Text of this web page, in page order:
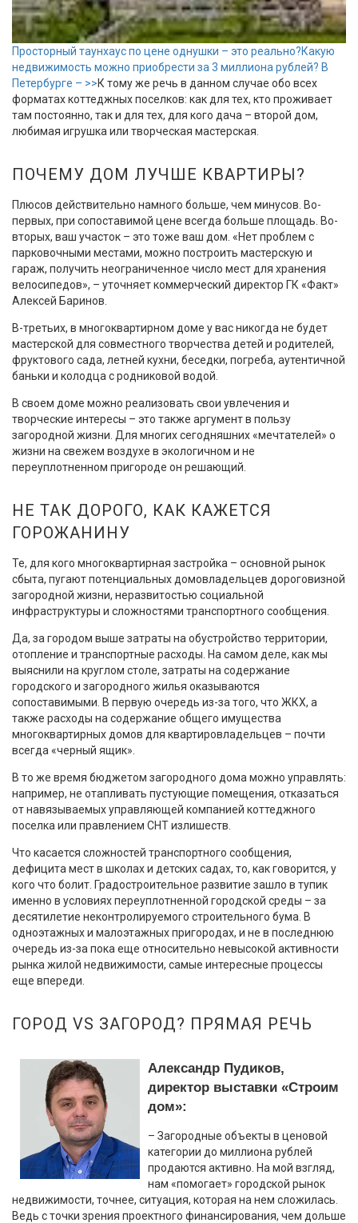
Просторный таунхаус по цене однушки – это реально?Какую
недвижимость можно приобрести за 3 миллиона рублей? В
Петербурге – >>К тому же речь в данном случае обо всех
форматах коттеджных поселков: как для тех, кто проживает
там постоянно, так и для тех, для кого дача – второй дом,
любимая игрушка или творческая мастерская.
ПОЧЕМУ ДОМ ЛУЧШЕ КВАРТИРЫ?
Плюсов действительно намного больше, чем минусов. Во-
первых, при сопоставимой цене всегда больше площадь. Во-
вторых, ваш участок – это тоже ваш дом. «Нет проблем с
парковочными местами, можно построить мастерскую и
гараж, получить неограниченное число мест для хранения
велосипедов», – уточняет коммерческий директор ГК «Факт»
Алексей Баринов.
В-третьих, в многоквартирном доме у вас никогда не будет
мастерской для совместного творчества детей и родителей,
фруктового сада, летней кухни, беседки, погреба, аутентичной
баньки и колодца с родниковой водой.
В своем доме можно реализовать свои увлечения и
творческие интересы – это также аргумент в пользу
загородной жизни. Для многих сегодняшних «мечтателей» о
жизни на свежем воздухе в экологичном и не
переуплотненном пригороде он решающий.
НЕ ТАК ДОРОГО, КАК КАЖЕТСЯ
ГОРОЖАНИНУ
Те, для кого многоквартирная застройка – основной рынок
сбыта, пугают потенциальных домовладельцев дороговизной
загородной жизни, неразвитостью социальной
инфраструктуры и сложностями транспортного сообщения.
Да, за городом выше затраты на обустройство территории,
отопление и транспортные расходы. На самом деле, как мы
выяснили на круглом столе, затраты на содержание
городского и загородного жилья оказываются
сопоставимыми. В первую очередь из-за того, что ЖКХ, а
также расходы на содержание общего имущества
многоквартирных домов для квартировладельцев – почти
всегда «черный ящик».
В то же время бюджетом загородного дома можно управлять:
например, не отапливать пустующие помещения, отказаться
от навязываемых управляющей компанией коттеджного
поселка или правлением СНТ излишеств.
Что касается сложностей транспортного сообщения,
дефицита мест в школах и детских садах, то, как говорится, у
кого что болит. Градостроительное развитие зашло в тупик
именно в условиях переуплотненной городской среды – за
десятилетие неконтролируемого строительного бума. В
одноэтажных и малоэтажных пригородах, и не в последнюю
очередь из-за пока еще относительно невысокой активности
рынка жилой недвижимости, самые интересные процессы
еще впереди.
ГОРОД VS ЗАГОРОД? ПРЯМАЯ РЕЧЬ
Александр Пудиков,
директор выставки «Строим
дом»:
– Загородные объекты в ценовой
категории до миллиона рублей
продаются активно. На мой взгляд,
нам «помогает» городской рынок
недвижимости, точнее, ситуация, которая на нем сложилась.
Ведь с точки зрения проектного финансирования, чем дольше